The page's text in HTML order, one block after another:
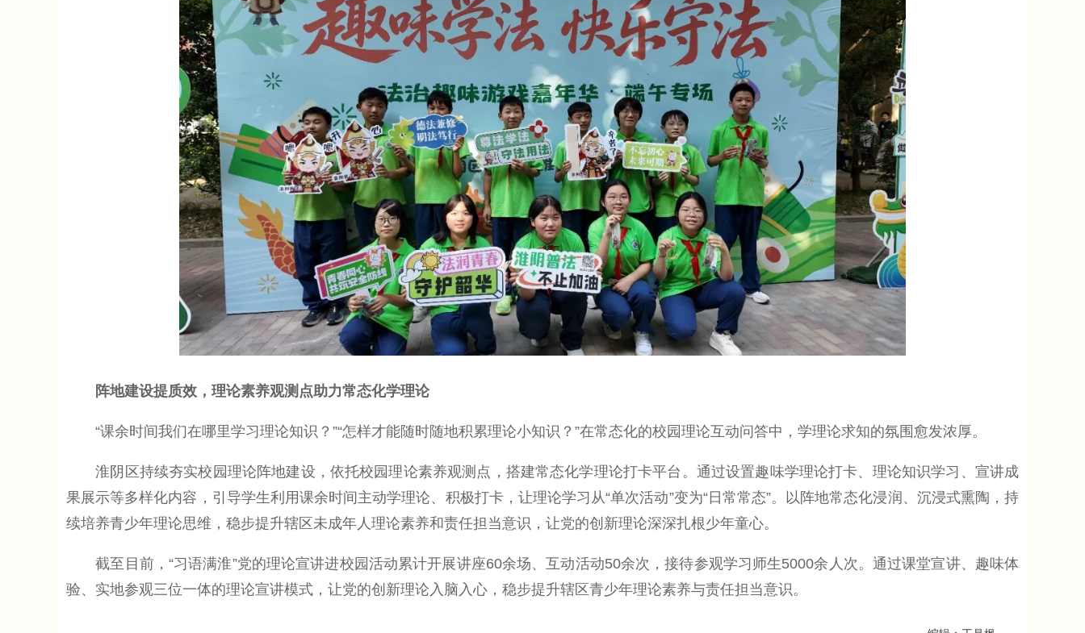
阵地建设提质效，理论素养观测点助力常态化学理论
“课余时间我们在哪里学习理论知识？”“怎样才能随时随地积累理论小知识？”在常态化的校园理论互动问答中，学理论求知的氛围愈发浓厚。
淮阴区持续夯实校园理论阵地建设，依托校园理论素养观测点，搭建常态化学理论打卡平台。通过设置趣味学理论打卡、理论知识学习、宣讲成
果展示等多样化内容，引导学生利用课余时间主动学理论、积极打卡，让理论学习从“单次活动”变为“日常常态”。以阵地常态化浸润、沉浸式熏陶，持
续培养青少年理论思维，稳步提升辖区未成年人理论素养和责任担当意识，让党的创新理论深深扎根少年童心。
截至目前，“习语满淮”党的理论宣讲进校园活动累计开展讲座60余场、互动活动50余次，接待参观学习师生5000余人次。通过课堂宣讲、趣味体
验、实地参观三位一体的理论宣讲模式，让党的创新理论入脑入心，稳步提升辖区青少年理论素养与责任担当意识。